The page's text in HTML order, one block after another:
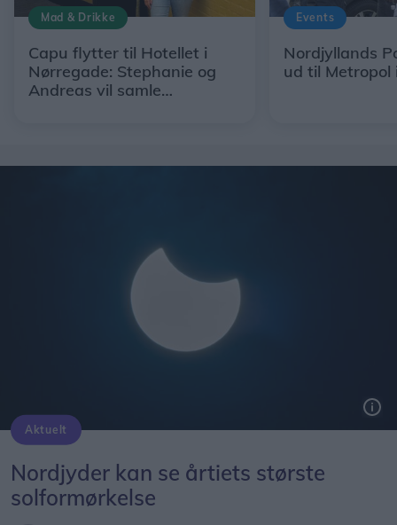
Mad & Drikke
Capu flytter til Hotellet i
Nørregade: Stephanie og
Andreas vil samle
Events
Nordjyllands
ud til Metropol
Aktuelt
Nordjyder kan se årtiets største
solformørkelse